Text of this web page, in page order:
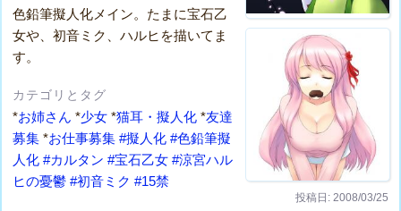
投稿日: 2008/03/25
色鉛筆擬人化メイン。たまに宝石乙
女や、初音ミク、ハルヒを描いてま
す。
カテゴリとタグ
*お姉さん *少女 *猫耳・擬人化 *友達
募集 *お仕事募集 #擬人化 #色鉛筆擬
人化 #カルタン #宝石乙女 #涼宮ハル
ヒの憂鬱 #初音ミク #15禁